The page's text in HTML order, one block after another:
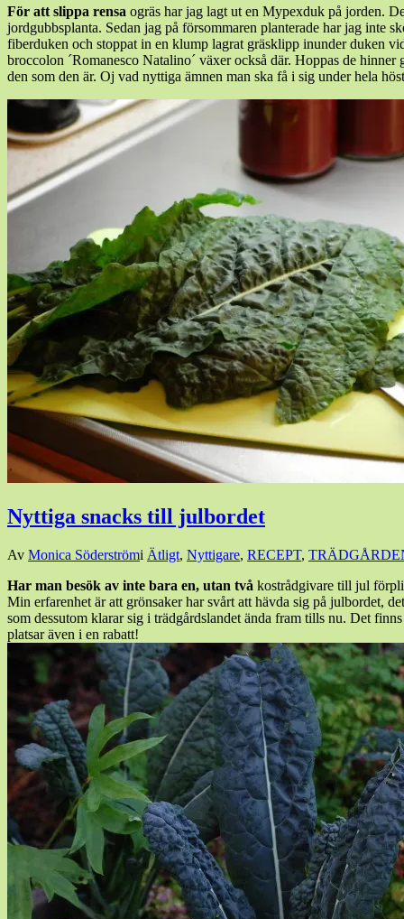
För att slippa rensa ogräs har jag lagt ut en Mypexduk på jorden.
jordgubbsplanta. Sedan jag på försommaren planterade har jag inte
fiberduken och stoppat in en klump lagrat gräsklipp inunder duken
broccolon ´Romanesco Natalino´ växer också där. Hoppas de
den som den är. Oj vad nyttiga ämnen man ska få i sig under hela
Nyttiga snacks till julbordet
Den
december,
201414
december,
2014
Av Monica Söderströmi Ätligt, Nyttigare, RECEPT,
Har man besök av inte bara en, utan två kostrådgivare till jul
Min erfarenhet är att grönsaker har svårt att hävda sig på julbordet,
som dessutom klarar sig i trädgårdslandet ända fram tills nu. Det
platsar även i en rabatt!